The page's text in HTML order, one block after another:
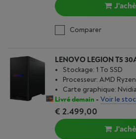
Comparer
LENOVO LEGION T5
Stockage: 1 To SSD
Processeur: AMD
Carte graphique:
Livré demain - Voir le
€ 2.499,00